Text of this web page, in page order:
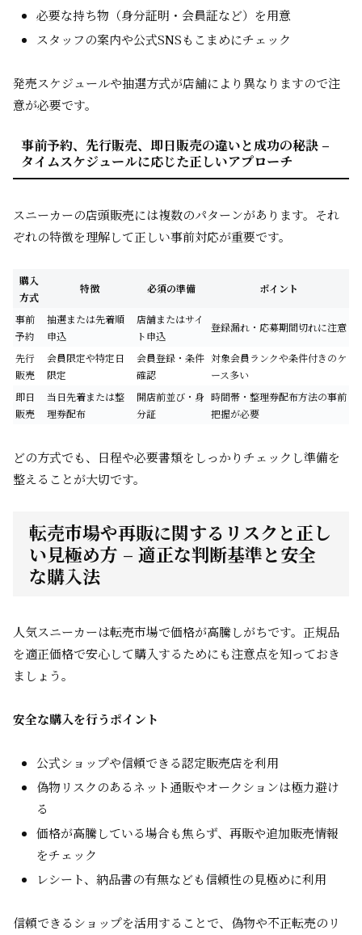
必要な持ち物（身分証明・会員証など）を用意
スタッフの案内や公式SNSもこまめにチェック
発売スケジュールや抽選方式が店舗により異なりますので注
意が必要です。
事前予約、先行販売、即日販売の違いと成功の秘訣 –
タイムスケジュールに応じた正しいアプローチ
スニーカーの店頭販売には複数のパターンがあります。それ
ぞれの特徴を理解して正しい事前対応が重要です。
購入
方式
特徴 必須の準備 ポイント
事前
予約
抽選または先着順
申込
店舗またはサイ
ト申込
登録漏れ・応募期間切れに注意
先行
販売
会員限定や特定日
限定
会員登録・条件
確認
対象会員ランクや条件付きのケ
ース多い
即日
販売
当日先着または整
理券配布
開店前並び・身
分証
時間帯・整理券配布方法の事前
把握が必要
どの方式でも、日程や必要書類をしっかりチェックし準備を
整えることが大切です。
転売市場や再販に関するリスクと正し
い見極め方 – 適正な判断基準と安全
な購入法
人気スニーカーは転売市場で価格が高騰しがちです。正規品
を適正価格で安心して購入するためにも注意点を知っておき
ましょう。
安全な購入を行うポイント
公式ショップや信頼できる認定販売店を利用
偽物リスクのあるネット通販やオークションは極力避け
る
価格が高騰している場合も焦らず、再販や追加販売情報
をチェック
レシート、納品書の有無なども信頼性の見極めに利用
信頼できるショップを活用することで、偽物や不正転売のリ